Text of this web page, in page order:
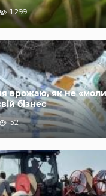
1 299
врожаю, як не
бізнес
521